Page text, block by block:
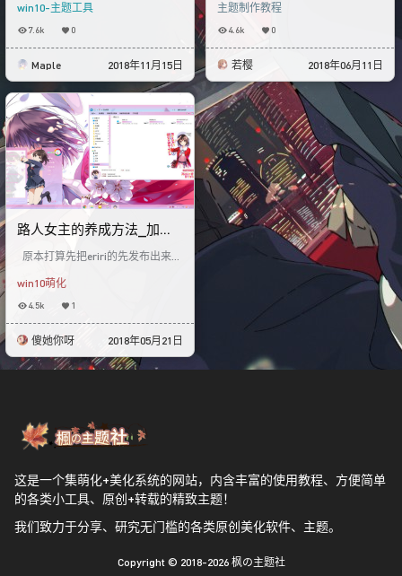
有AeroGlass的配合，
win10-主题工具
7.6k 0
Maple 2018年11月15日
下记录我们在做主题时所
主题制作教程
4.6k 0
若樱 2018年06月11日
路人女主的养成方法_加藤
惠Win10主题
原本打算先把eriri的先发布出来，
有发布，这次为大家带来的是圣人
win10萌化
4.5k 1
傻她你呀 2018年05月21日
这是一个集萌化+美化系统的网站，内含丰富的使用教程、方便简单
的各类小工具、原创+转载的精致主题！
我们致力于分享、研究无门槛的各类原创美化软件、主题。
Copyright © 2018-2026枫の主题社